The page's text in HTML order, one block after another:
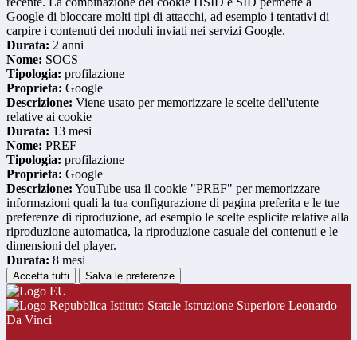
Google di bloccare molti tipi di attacchi, ad esempio i tentativi di
carpire i contenuti dei moduli inviati nei servizi Google.
Durata: 2 anni
Nome: SOCS
Tipologia: profilazione
Proprieta: Google
Descrizione: Viene usato per memorizzare le scelte dell'utente
relative ai cookie
Durata: 13 mesi
Nome: PREF
Tipologia: profilazione
Proprieta: Google
Descrizione: YouTube usa il cookie "PREF" per memorizzare
informazioni quali la tua configurazione di pagina preferita e le tue
preferenze di riproduzione, ad esempio le scelte esplicite relative alla
riproduzione automatica, la riproduzione casuale dei contenuti e le
dimensioni del player.
Durata: 8 mesi
Accetta tutti Salva le preferenze
Istituto Statale Istruzione Superiore Leonardo
Da Vinci